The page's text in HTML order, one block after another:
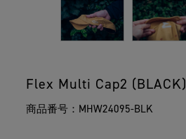
Flex Multi Cap2 (BLACK)
商品番号： MHW24095-BLK